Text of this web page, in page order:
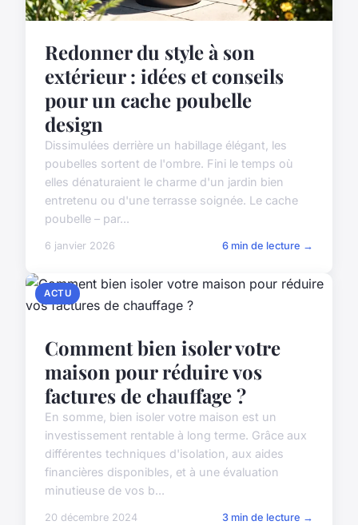
Redonner du style à son
extérieur : idées et conseils
pour un cache poubelle
design
Dissimulées derrière un habillage élégant, les
poubelles sortent de l'ombre. Fini le temps où
elles dénaturaient le charme d'un jardin bien
entretenu ou d'une terrasse soignée. Le cache
poubelle – par...
6 janvier 2026 6 min de lecture →
ACTU
Comment bien isoler votre
maison pour réduire vos
factures de chauffage ?
En somme, bien isoler votre maison est un
investissement rentable à long terme. Grâce aux
différentes techniques d'isolation, aux aides
financières disponibles, et à une évaluation
minutieuse de vos b...
20 décembre 2024 3 min de lecture →